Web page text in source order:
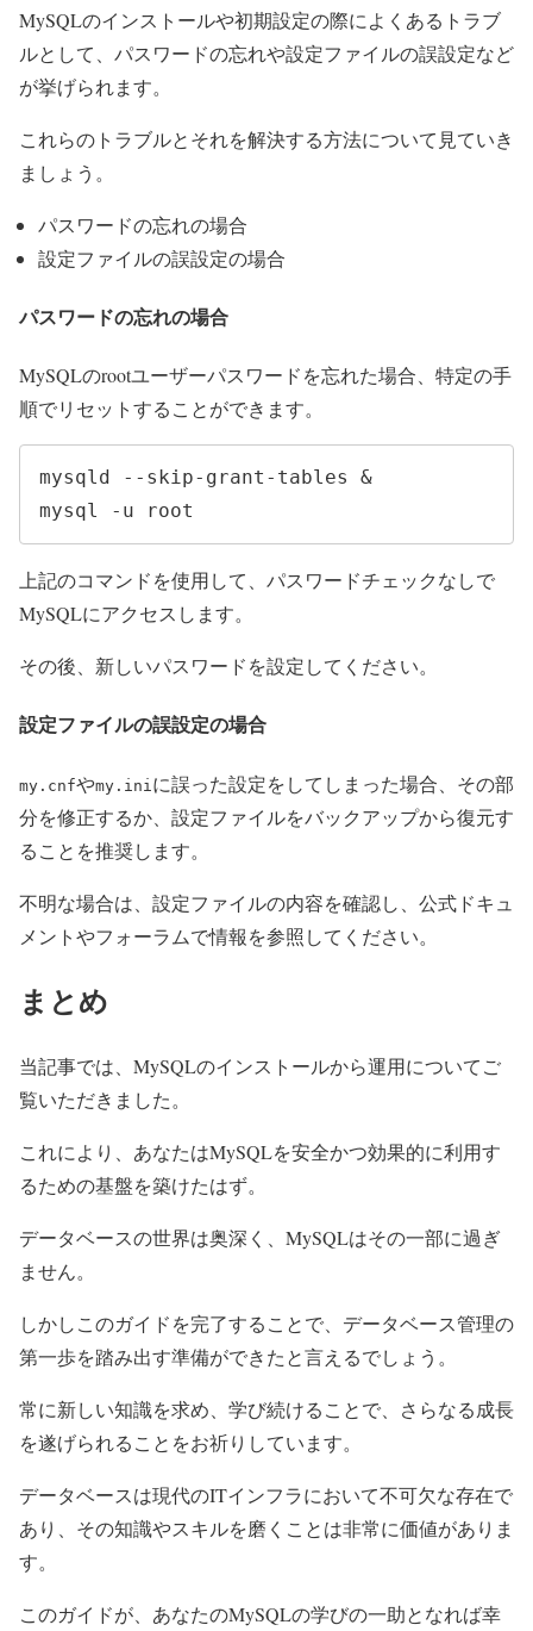
MySQLのインストールや初期設定の際によくあるトラブ
ルとして、パスワードの忘れや設定ファイルの誤設定など
が挙げられます。
これらのトラブルとそれを解決する方法について見ていき
ましょう。
パスワードの忘れの場合
設定ファイルの誤設定の場合
パスワードの忘れの場合
MySQLのrootユーザーパスワードを忘れた場合、特定の手
順でリセットすることができます。
mysqld --skip-grant-tables &
mysql -u root
上記のコマンドを使用して、パスワードチェックなしで
MySQLにアクセスします。
その後、新しいパスワードを設定してください。
設定ファイルの誤設定の場合
my.cnfやmy.ini に誤った設定をしてしまった場合、その部
分を修正するか、設定ファイルをバックアップから復元す
ることを推奨します。
不明な場合は、設定ファイルの内容を確認し、公式ドキュ
メントやフォーラムで情報を参照してください。
まとめ
当記事では、MySQLのインストールから運用についてご
覧いただきました。
これにより、あなたはMySQLを安全かつ効果的に利用す
るための基盤を築けたはず。
データベースの世界は奥深く、MySQLはその一部に過ぎ
ません。
しかしこのガイドを完了することで、データベース管理の
第一歩を踏み出す準備ができたと言えるでしょう。
常に新しい知識を求め、学び続けることで、さらなる成長
を遂げられることをお祈りしています。
データベースは現代のITインフラにおいて不可欠な存在で
あり、その知識やスキルを磨くことは非常に価値がありま
す。
このガイドが、あなたのMySQLの学びの一助となれば幸